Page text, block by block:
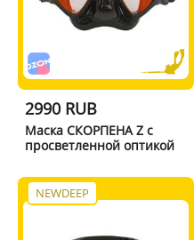
2990 RUB
Маска СКОРПЕНА Z с
просветленной оптикой
NEWDEEP